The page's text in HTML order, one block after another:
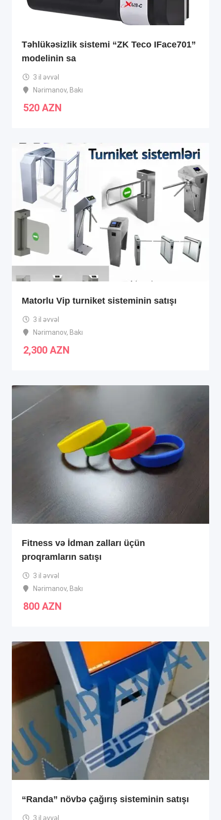
Təhlükəsizlik sistemi “ZK Teco IFace701”
modelinin sa
3 il əvvəl
Nərimanov, Bakı
520 AZN
Matorlu Vip turniket sisteminin satışı
3 il əvvəl
Nərimanov, Bakı
2,300 AZN
Fitness və İdman zalları üçün
proqramların satışı
3 il əvvəl
Nərimanov, Bakı
800 AZN
“Randa” növbə çağırış sisteminin satışı
3 il əvvəl